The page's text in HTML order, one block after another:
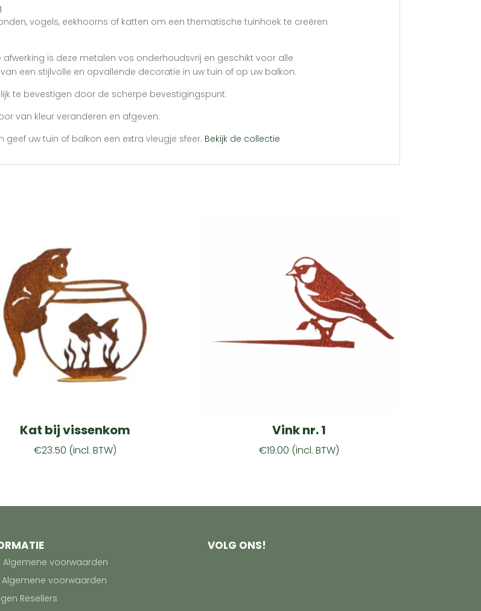
vogels, eekhoorns of katten om een thematische tuinhoek te creëren
is deze metalen vos onderhoudsvrij en geschikt voor alle
een stijlvolle en opvallende decoratie in uw tuin of op uw balkon.
te bevestigen door de scherpe bevestigingspunt.
van kleur veranderen en afgeven.
geef uw tuin of balkon een extra vleugje sfeer. Bekijk de collectie
Kat bij vissenkom
€23.50 (incl. BTW)
Vink nr. 1
€19.00 (incl. BTW)
Algemene voorwaarden
Algemene voorwaarden
Resellers
VOLG ONS!